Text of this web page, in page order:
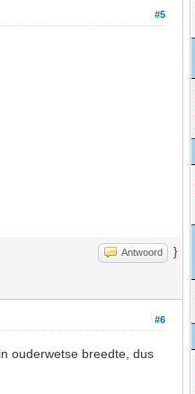
#5
Antwoord }
#6
ouderwetse breedte, dus